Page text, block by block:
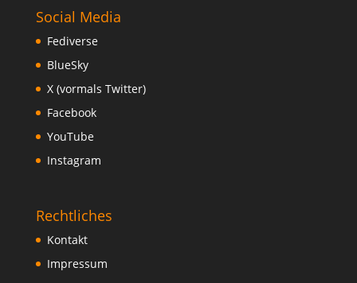
Social Media
Fediverse
BlueSky
X (vormals Twitter)
Facebook
YouTube
Instagram
Rechtliches
Kontakt
Impressum